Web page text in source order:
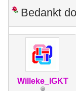
Bedankt
Willeke_IGKT